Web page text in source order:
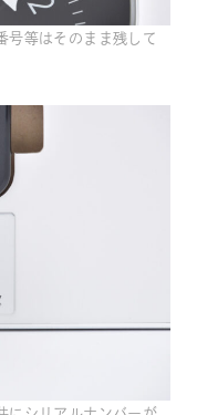
号等はそのまま残して